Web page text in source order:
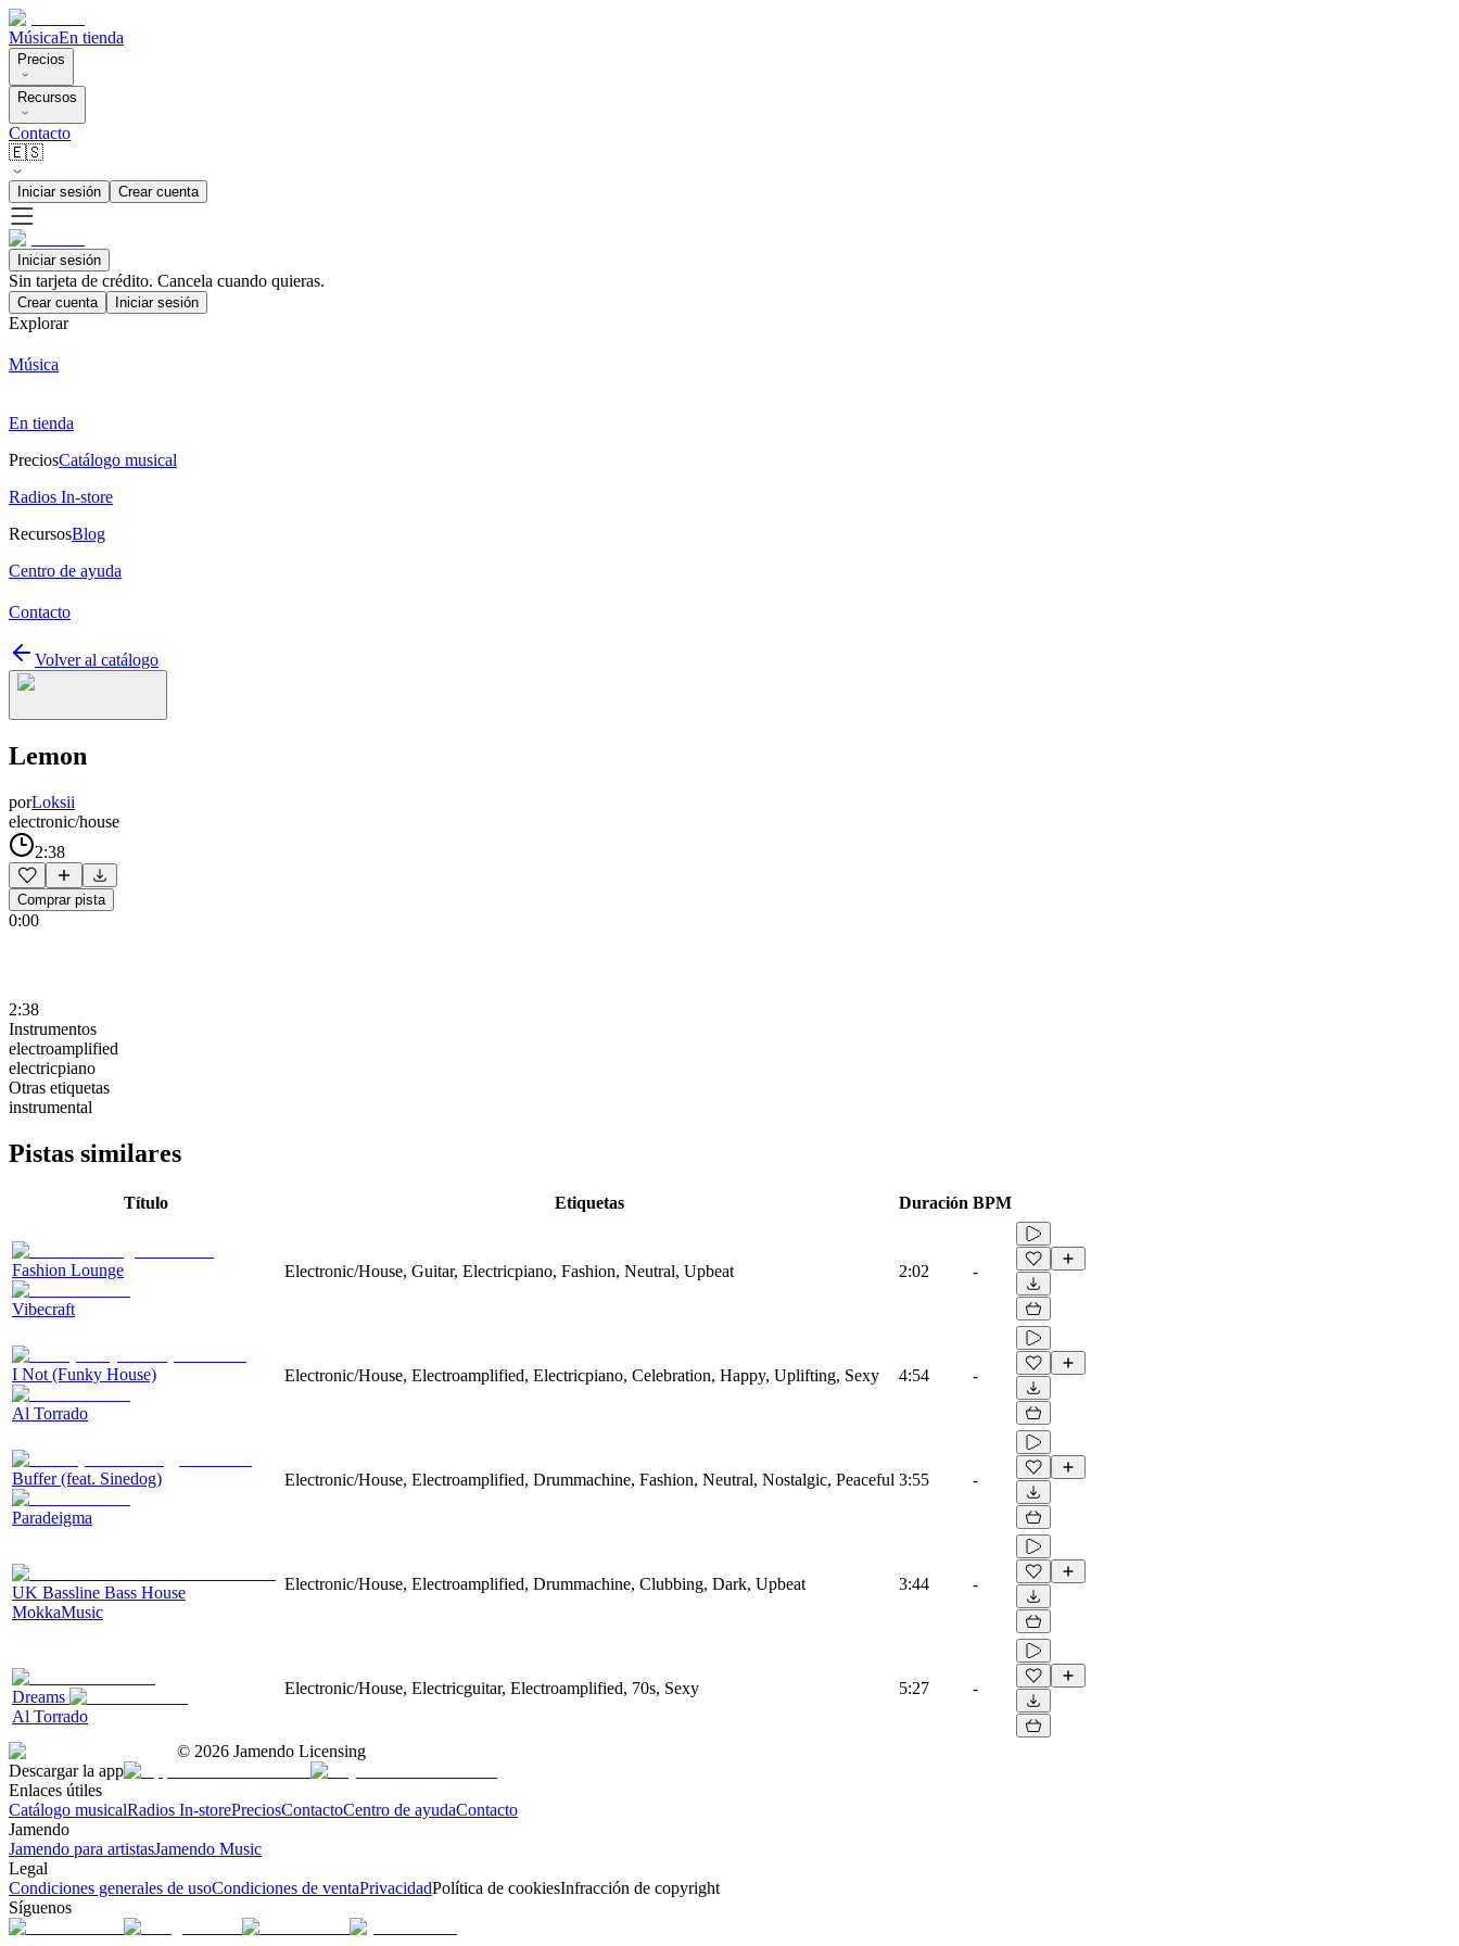
MúsicaEn tienda
Precios
Recursos
Contacto
🇪🇸
Iniciar sesión Crear cuenta
Iniciar sesión
Sin tarjeta de crédito. Cancela cuando quieras.
Crear cuenta Iniciar sesión
Explorar
Música
En tienda
PreciosCatálogo musical
Radios In-store
RecursosBlog
Centro de ayuda
Contacto
Volver al catálogo
Lemon
porLoksii
electronic/house
2:38
Comprar pista
0:00
2:38
Instrumentos
electroamplified
electricpiano
Otras etiquetas
instrumental
Pistas similares
Título Etiquetas Duración BPM
Fashion Lounge
Vibecraft
Electronic/House, Guitar, Electricpiano, Fashion, Neutral, Upbeat 2:02 -
I Not (Funky House)
Al Torrado
Electronic/House, Electroamplified, Electricpiano, Celebration, Happy, Uplifting, Sexy 4:54 -
Buffer (feat. Sinedog)
Paradeigma
Electronic/House, Electroamplified, Drummachine, Fashion, Neutral, Nostalgic, Peaceful 3:55 -
UK Bassline Bass House
MokkaMusic
Electronic/House, Electroamplified, Drummachine, Clubbing, Dark, Upbeat 3:44 -
Dreams
Al Torrado
Electronic/House, Electricguitar, Electroamplified, 70s, Sexy 5:27 -
© 2026 Jamendo Licensing
Descargar la app
Enlaces útiles
Catálogo musicalRadios In-storePreciosContactoCentro de ayudaContacto
Jamendo
Jamendo para artistasJamendo Music
Legal
Condiciones generales de usoCondiciones de ventaPrivacidadPolítica de cookiesInfracción de copyright
Síguenos